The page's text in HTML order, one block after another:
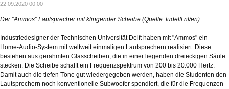
22.09.2020 00:00
Der "Ammos" Lautsprecher mit klingender Scheibe (Quelle: tudelft.nl/en)
Industriedesigner der Technischen Universität Delft haben mit "Ammos" ein
Home-Audio-System mit weltweit einmaligen Lautsprechern realisiert. Diese
bestehen aus gerahmten Glasscheiben, die in einer liegenden dreieckigen Säule
stecken. Die Scheibe schafft ein Frequenzspektrum von 200 bis 20.000 Hertz.
Damit auch die tiefen Töne gut wiedergegeben werden, haben die Studenten den
Lautsprechern noch konventionelle Subwoofer spendiert, die für die Frequenzen